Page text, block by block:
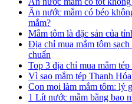
Ăn nước mắm có béo
mắm?
Mắm tôm là đặc sản của
Địa chỉ mua mắm tôm
chuẩn
Top 3 địa chỉ mua mắm
Vì sao mắm tép Thanh
Con moi làm mắm tôm: lý
1 Lít nước mắm bằng bao